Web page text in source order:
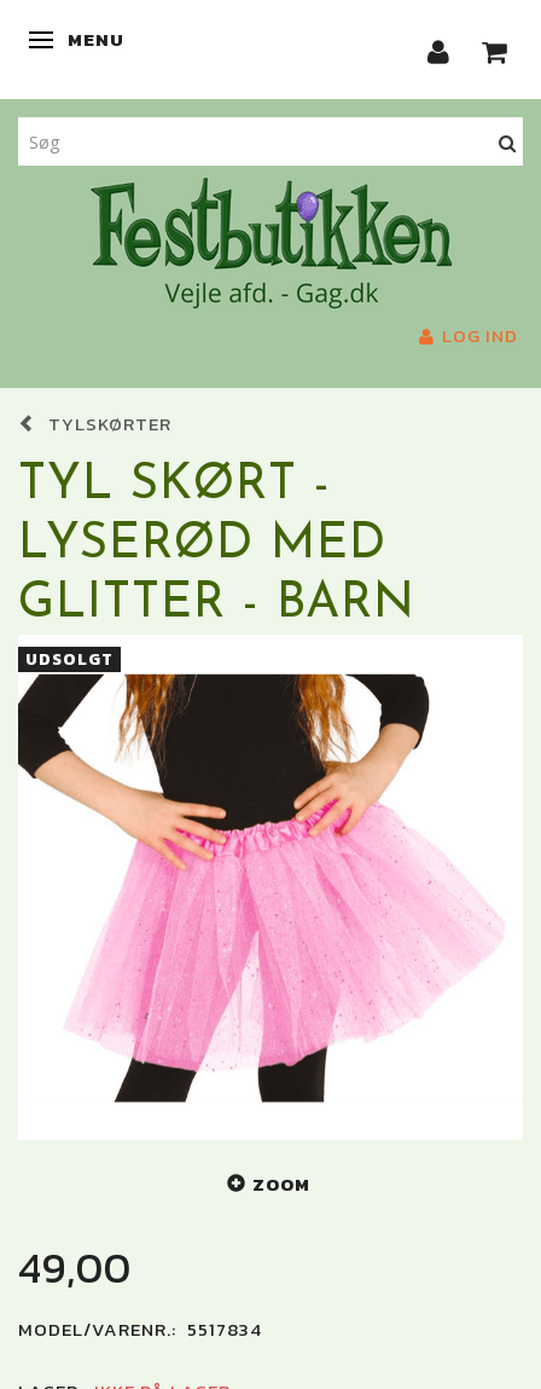
SKIFTE NAVIGATION
MENU
LOG IND
TYLSKØRTER
TYL SKØRT -
LYSERØD MED
GLITTER - BARN
UDSOLGT
ZOOM
49,00
MODEL/VARENR.: 5517834